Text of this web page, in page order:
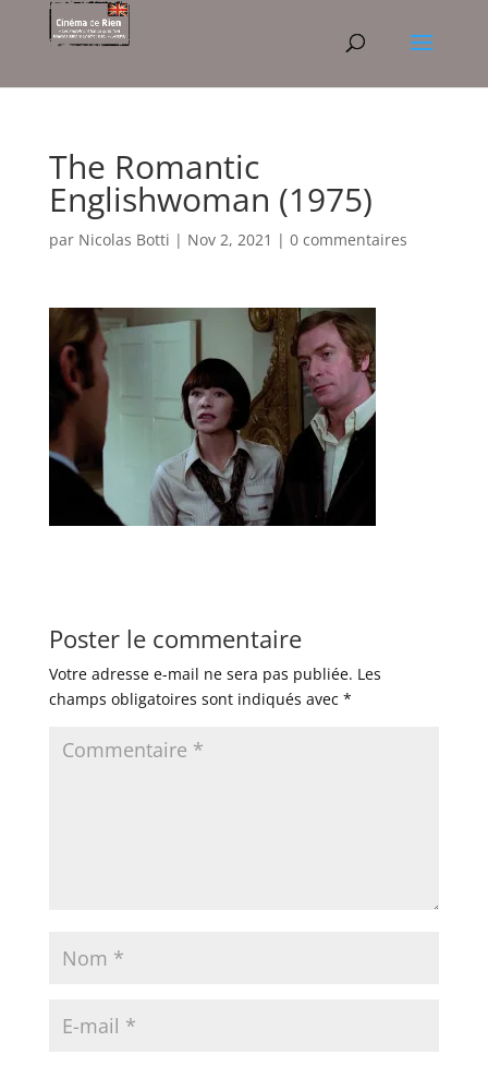
The Romantic
Englishwoman (1975)
par Nicolas Botti | Nov 2, 2021 | 0 commentaires
Poster le commentaire
Votre adresse e-mail ne sera pas publiée. Les
champs obligatoires sont indiqués avec *